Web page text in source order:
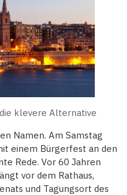
klevere Alternative
Namen. Am Samstag
einem Bürgerfest an den
Rede. Vor 60 Jahren
vor dem Rathaus,
und Tagungsort des